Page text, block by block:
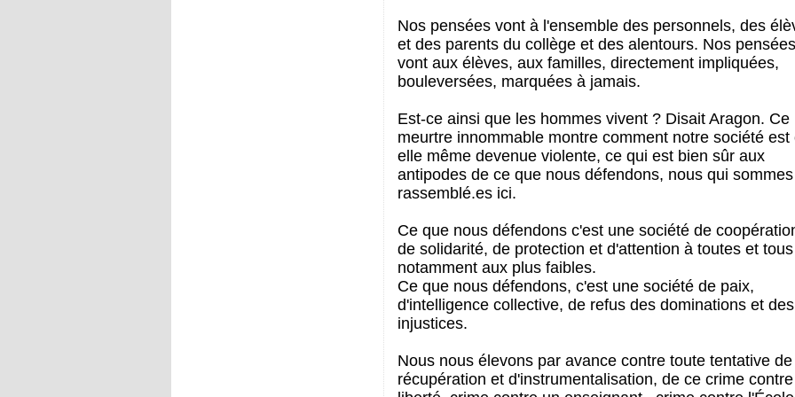
Nos pensées vont à l'ensemble des personnels, des
et des parents du collège et des alentours. Nos pensées
vont aux élèves, aux familles, directement impliquées,
bouleversées, marquées à jamais.
Est-ce ainsi que les hommes vivent ? Disait Aragon. Ce
meurtre innommable montre comment notre société est
elle même devenue violente, ce qui est bien sûr aux
antipodes de ce que nous défendons, nous qui sommes
rassemblé.es ici.
Ce que nous défendons c'est une société de
de solidarité, de protection et d'attention à toutes et
notamment aux plus faibles.
Ce que nous défendons, c'est une société de paix,
d'intelligence collective, de refus des dominations et des
injustices.
Nous nous élevons par avance contre toute tentative de
récupération et d'instrumentalisation, de ce crime